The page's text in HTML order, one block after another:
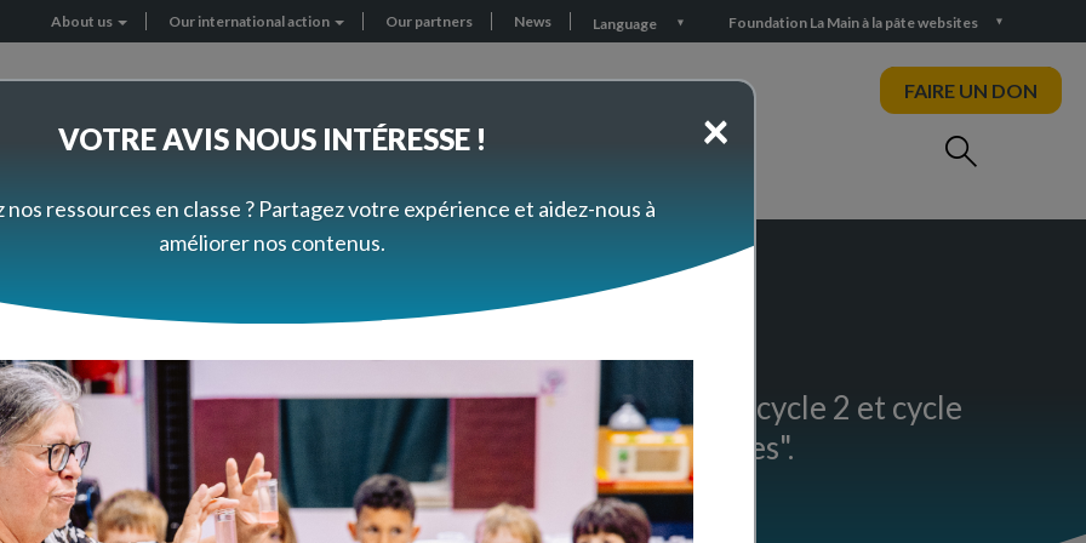
Header
menu
About us Our international action Our partners News Language Foundation La Main à la pâte websites
FAIRE UN DON
immunité, épidémies
ressources pédagogiques du premier degré (cycle 1, cycle 2 et cycle
classe sur la thématique "Hygiène, immunité, épidémies".
×
VOTRE AVIS NOUS INTÉRESSE !
nos ressources en classe ? Partagez votre expérience et aidez-nous à
améliorer nos contenus.